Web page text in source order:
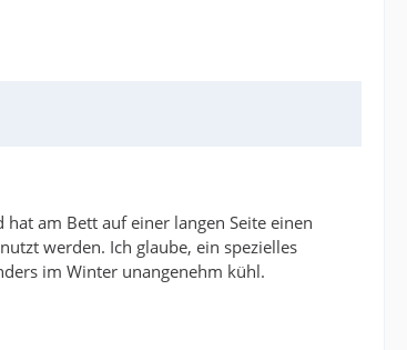
am Bett auf einer langen Seite einen
werden. Ich glaube, ein spezielles
im Winter unangenehm kühl.